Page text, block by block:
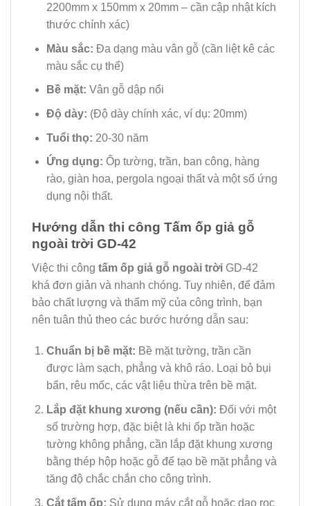
2200mm x 150mm x 20mm – cần cập nhật kích
thước chính xác)
Màu sắc: Đa dạng màu vân gỗ (cần liệt kê các
màu sắc cụ thể)
Bề mặt: Vân gỗ dập nổi
Độ dày: (Độ dày chính xác, ví dụ: 20mm)
Tuổi thọ: 20-30 năm
Ứng dụng: Ốp tường, trần, ban công, hàng
rào, giàn hoa, pergola ngoại thất và một số ứng
dụng nội thất.
Hướng dẫn thi công Tấm ốp giả gỗ
ngoài trời GD-42
Việc thi công tấm ốp giả gỗ ngoài trời GD-42
khá đơn giản và nhanh chóng. Tuy nhiên, để đảm
bảo chất lượng và thẩm mỹ của công trình, bạn
nên tuân thủ theo các bước hướng dẫn sau:
Chuẩn bị bề mặt: Bề mặt tường, trần cần
được làm sạch, phẳng và khô ráo. Loại bỏ bụi
bẩn, rêu mốc, các vật liệu thừa trên bề mặt.
Lắp đặt khung xương (nếu cần): Đối với một
số trường hợp, đặc biệt là khi ốp trần hoặc
tường không phẳng, cần lắp đặt khung xương
bằng thép hộp hoặc gỗ để tạo bề mặt phẳng và
tăng độ chắc chắn cho công trình.
Cắt tấm ốp: Sử dụng máy cắt gỗ hoặc dao rọc